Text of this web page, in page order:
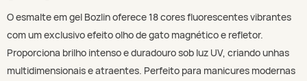
O esmalte em gel Bozlin oferece 18 cores fluorescentes vibrantes
com um exclusivo efeito olho de gato magnético e refletor.
Proporciona brilho intenso e duradouro sob luz UV, criando unhas
multidimensionais e atraentes. Perfeito para manicures modernas